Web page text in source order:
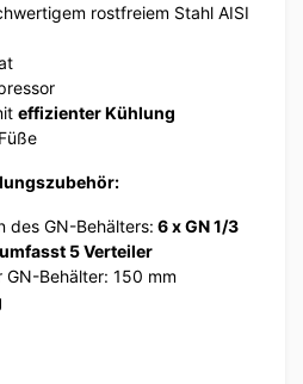
rostfreiem Stahl AISI
effizienter Kühlung
des GN-Behälters: 6 x GN 1/3
5 Verteiler
GN-Behälter: 150 mm